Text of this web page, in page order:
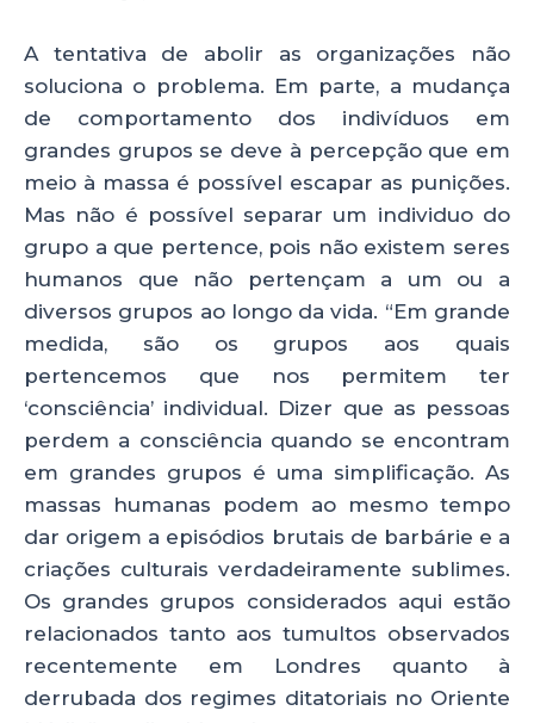
A tentativa de abolir as organizações não
soluciona o problema. Em parte, a mudança
de comportamento dos indivíduos em
grandes grupos se deve à percepção que em
meio à massa é possível escapar as punições.
Mas não é possível separar um individuo do
grupo a que pertence, pois não existem seres
humanos que não pertençam a um ou a
diversos grupos ao longo da vida. “Em grande
medida, são os grupos aos quais
pertencemos que nos permitem ter
‘consciência’ individual. Dizer que as pessoas
perdem a consciência quando se encontram
em grandes grupos é uma simplificação. As
massas humanas podem ao mesmo tempo
dar origem a episódios brutais de barbárie e a
criações culturais verdadeiramente sublimes.
Os grandes grupos considerados aqui estão
relacionados tanto aos tumultos observados
recentemente em Londres quanto à
derrubada dos regimes ditatoriais no Oriente